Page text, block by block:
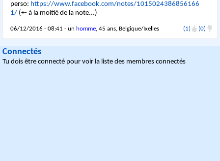
perso: https://www.facebook.com/notes/1015024386856166
1/ (+- à la moitié de la note...)
06/12/2016 - 08:41 - un homme, 45 ans, Belgique/Ixelles (1) (0)
Connectés
Tu dois être connecté pour voir la liste des membres connectés